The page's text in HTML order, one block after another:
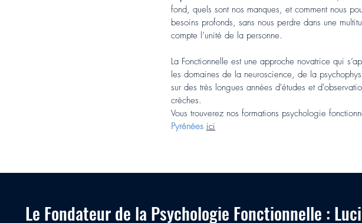
fond, quels sont nos manques, et comment nous
besoins profonds, sans nous perdre dans une
compte l’unité de la personne.
La Fonctionnelle est une approche novatrice qui
les domaines de la neuroscience, de la
sur des très longues années d'études et
crèches.
Vous trouverez nos formations psychologie
Pyrénées ici
Le Fondateur de la Psychologie Fonctionnelle :